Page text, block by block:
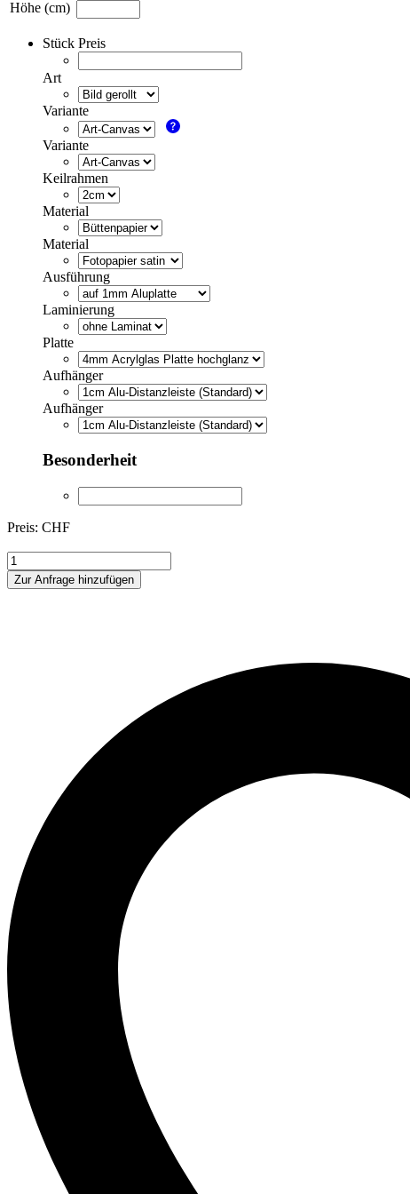
Höhe (cm)
Stück Preis
Art
Variante
Variante
Keilrahmen
Material
Material
Ausführung
Laminierung
Platte
Aufhänger
Aufhänger
Besonderheit
Preis: CHF
LH006
Menge
Zur Anfrage hinzufügen